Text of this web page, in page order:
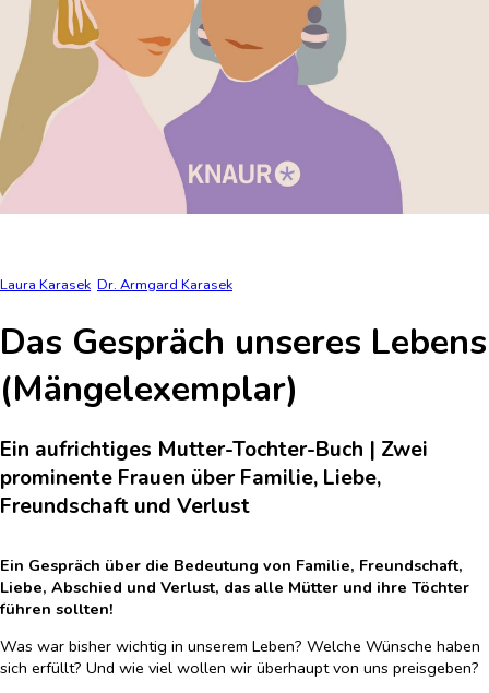
Laura Karasek Dr. Armgard Karasek
Das Gespräch unseres Lebens
(Mängelexemplar)
Ein aufrichtiges Mutter-Tochter-Buch | Zwei
prominente Frauen über Familie, Liebe,
Freundschaft und Verlust
Ein Gespräch über die Bedeutung von Familie, Freundschaft,
Liebe, Abschied und Verlust, das alle Mütter und ihre Töchter
führen sollten!
Was war bisher wichtig in unserem Leben? Welche Wünsche haben
sich erfüllt? Und wie viel wollen wir überhaupt von uns preisgeben?